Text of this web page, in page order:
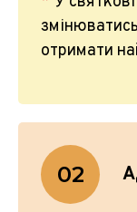
отримати
02